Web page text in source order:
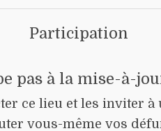
Participation
pas à la mise-à-
ce lieu et les inviter
vous-même vos